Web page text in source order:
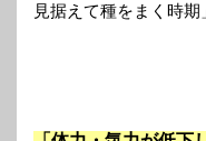
見据えて種をまく時期